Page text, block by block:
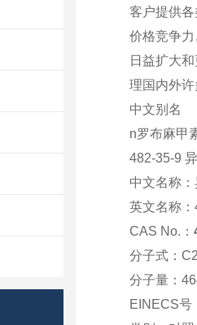
客户提供
价格竞争
日益扩大
理国内外
中文别名
n罗布麻甲
482-35-9
中文名称：
英文名称：
CAS No.：
分子式：
分子量：
EINECS号